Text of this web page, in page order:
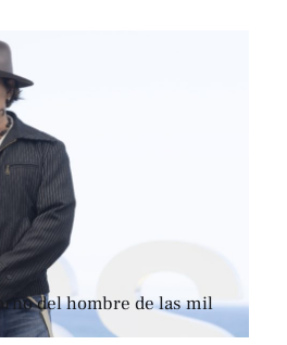
del hombre de las mil